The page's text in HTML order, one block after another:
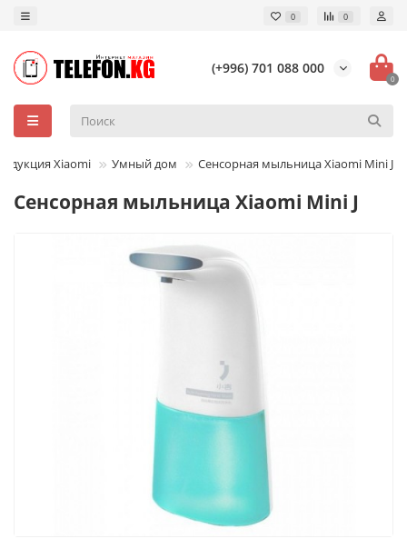
0 0
(+996) 701 088 000
0
Xiaomi Умный дом Сенсорная мыльница Xiaomi Mini J
Сенсорная мыльница Xiaomi Mini J